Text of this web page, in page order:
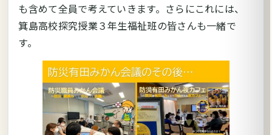
も含めて全員で考えていきます。さらにこれには、
箕島高校探究授業３年生福祉班の皆さんも一緒で
す。